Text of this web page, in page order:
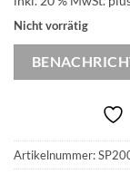
Nicht vorrätig
Artikelnummer: